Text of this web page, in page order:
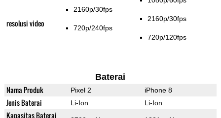
resolusi video
2160p/30fps
720p/240fps
2160p/30fps
720p/120fps
Baterai
Nama Produk Pixel 2 iPhone 8
Jenis Baterai Li-Ion Li-Ion
Kapasitas Baterai